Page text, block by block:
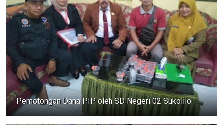
Pemotongan Dana PIP oleh SD Negeri 02 Sukolilo